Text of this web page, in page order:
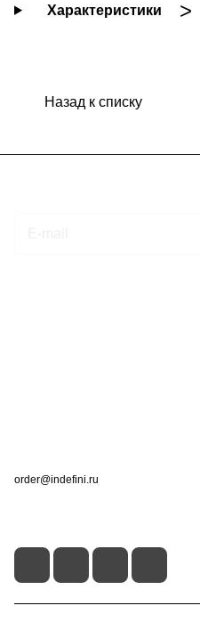
Характеристики
Назад к списку
order@indefini.ru